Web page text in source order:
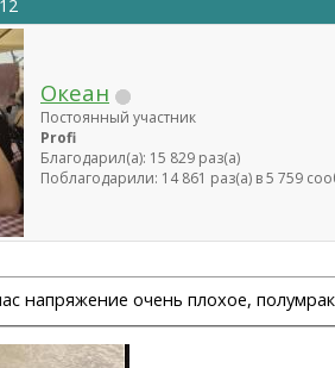
Океан
Постоянный участник
Profi
Благодарил(а): 15 829 раз(а)
Поблагодарили: 14 861 раз(а) в 5 759
напряжение очень плохое,